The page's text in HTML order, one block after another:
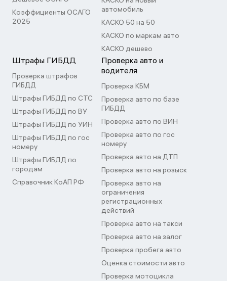
Коэффициенты ОСАГО
2025
автомобиль
КАСКО 50 на 50
КАСКО по маркам авто
КАСКО дешево
Штрафы ГИБДД
Проверка штрафов
ГИБДД
Штрафы ГИБДД по СТС
Штрафы ГИБДД по ВУ
Штрафы ГИБДД по УИН
Штрафы ГИБДД по гос
номеру
Штрафы ГИБДД по
городам
Справочник КоАП РФ
Проверка авто и
водителя
Проверка КБМ
Проверка авто по базе
ГИБДД
Проверка авто по ВИН
Проверка авто по гос
номеру
Проверка авто на ДТП
Проверка авто на розыск
Проверка авто на
ограничения
регистрационных
действий
Проверка авто на такси
Проверка авто на залог
Проверка пробега авто
Оценка стоимости авто
Проверка мотоцикла